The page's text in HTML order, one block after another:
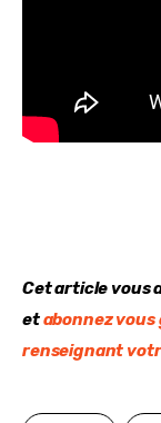
Cet article vous
et abonnez
renseignant